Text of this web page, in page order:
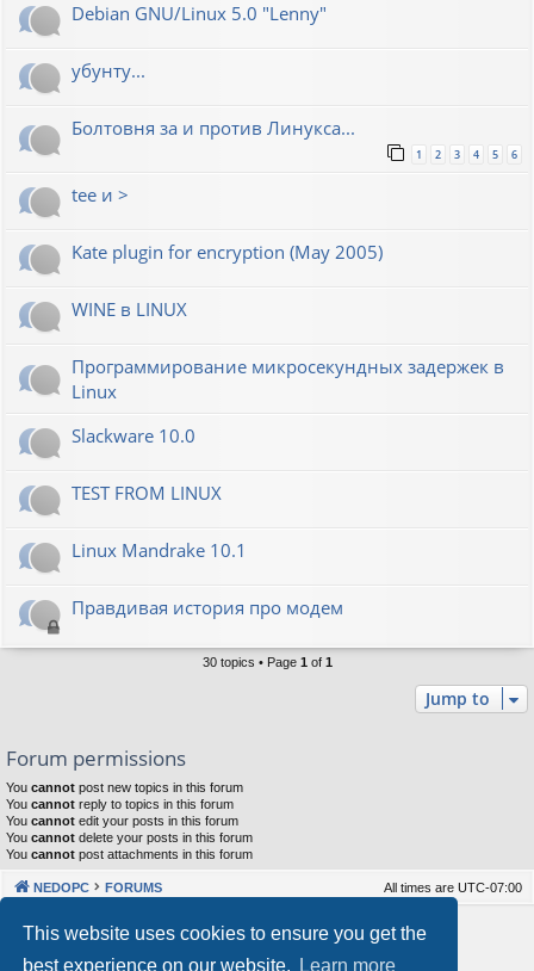
This website uses cookies to ensure you get the
best experience on our website.
Learn more
Debian GNU/Linux 5.0 "Lenny"
убунту...
Болтовня за и против Линукса...
1 2 3 4 5 6
tee и >
Kate plugin for encryption (May 2005)
WINE в LINUX
Программирование микросекундных задержек в
Linux
Slackware 10.0
TEST FROM LINUX
Linux Mandrake 10.1
Правдивая история про модем
30 topics • Page 1 of 1
Jump to
Forum permissions
You cannot post new topics in this forum
You cannot reply to topics in this forum
You cannot edit your posts in this forum
You cannot delete your posts in this forum
You cannot post attachments in this forum
NEDOPC FORUMS All times are UTC-07:00
Powered by phpBB® Forum Software © phpBB Limited
Our VPS Hosting By RimuHosting